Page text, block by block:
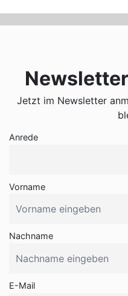
Jetzt im Newsletter
Anrede
Vorname
Nachname
E-Mail